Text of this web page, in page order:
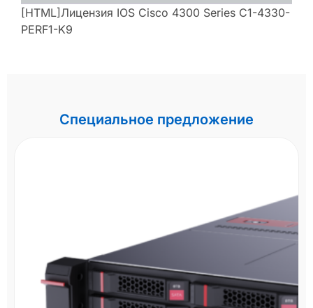
[HTML]Лицензия IOS Cisco 4300 Series C1-4330-
PERF1-K9
Специальное предложение